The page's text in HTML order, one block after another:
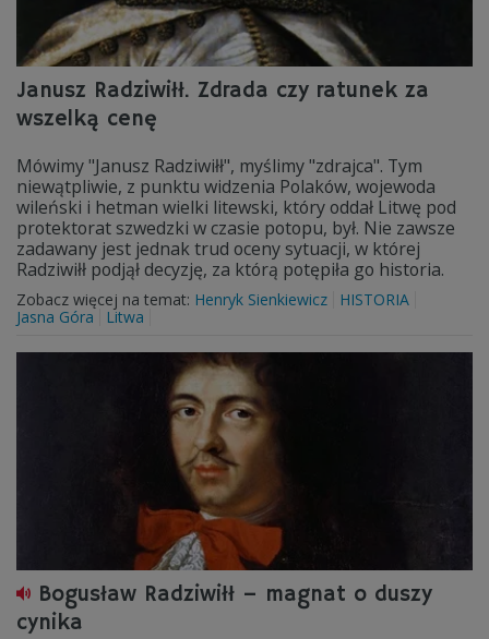
Janusz Radziwiłł. Zdrada czy ratunek za
wszelką cenę
Mówimy "Janusz Radziwiłł", myślimy "zdrajca". Tym
niewątpliwie, z punktu widzenia Polaków, wojewoda
wileński i hetman wielki litewski, który oddał Litwę pod
protektorat szwedzki w czasie potopu, był. Nie zawsze
zadawany jest jednak trud oceny sytuacji, w której
Radziwiłł podjął decyzję, za którą potępiła go historia.
Zobacz więcej na temat: Henryk Sienkiewicz
HISTORIA
Jasna Góra
Litwa
Bogusław Radziwiłł – magnat o duszy
cynika